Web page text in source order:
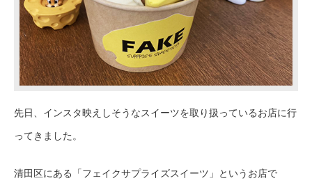
先日、インスタ映えしそうなスイーツを取り扱っているお店に行
ってきました 。
清田区にある「フェイクサプライズスイーツ」というお店で